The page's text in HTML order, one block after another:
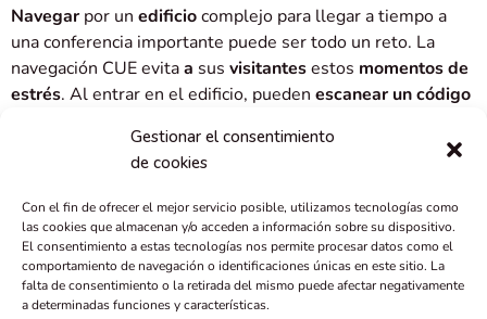
Gestionar el consentimiento
de cookies
Con el fin de ofrecer el mejor servicio posible, utilizamos tecnologías como
las cookies que almacenan y/o acceden a información sobre su dispositivo.
El consentimiento a estas tecnologías nos permite procesar datos como el
comportamiento de navegación o identificaciones únicas en este sitio. La
falta de consentimiento o la retirada del mismo puede afectar negativamente
a determinadas funciones y características.
Navegarpor un edificiocomplejo para llegar a tiempo a
una conferencia importante puede ser todo un reto. La
navegación CUE evitaa sus visitantesestos momentos de
estrés. Al entrar en el edificio, pueden escanear un código
ubicación actual. Seleccionan la sala de conferencias de la
lista, la añaden a su ruta y siguen fácilmente las
instrucciones de navegación
hasta su destino.
Para eventos de mayor envergadura con afluencia
simultánea de participantes, puedeevitar colas en
recepcióncolocando códigos QR